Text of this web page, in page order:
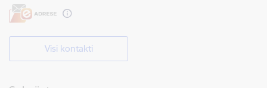
Visi kontakti